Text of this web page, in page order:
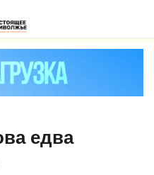
едва